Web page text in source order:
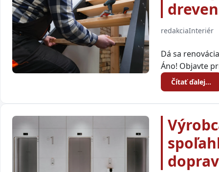
redakciaInteriér
Dá sa
Áno! Objavte
Čítať ďalej…